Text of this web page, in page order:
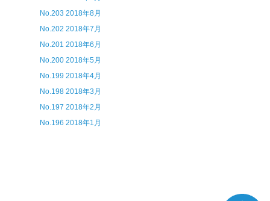
No.203 2018年8月
No.202 2018年7月
No.201 2018年6月
No.200 2018年5月
No.199 2018年4月
No.198 2018年3月
No.197 2018年2月
No.196 2018年1月